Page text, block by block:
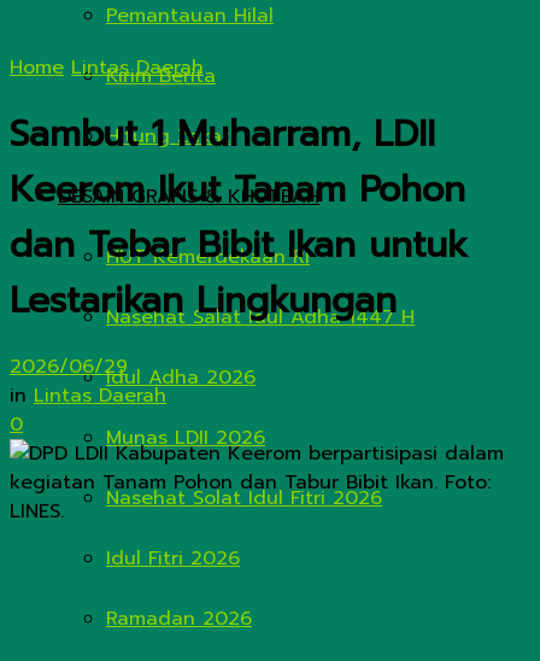
Pemantauan Hilal
Kirim Berita
Hitung Zakat
DESAIN GRAFIS & KHUTBAH
HUT Kemerdekaan RI
Nasehat Salat Idul Adha 1447 H
Idul Adha 2026
Munas LDII 2026
Nasehat Solat Idul Fitri 2026
Idul Fitri 2026
Ramadan 2026
Home Lintas Daerah
Sambut 1 Muharram, LDII
Keerom Ikut Tanam Pohon
dan Tebar Bibit Ikan untuk
Lestarikan Lingkungan
2026/06/29
in Lintas Daerah
0